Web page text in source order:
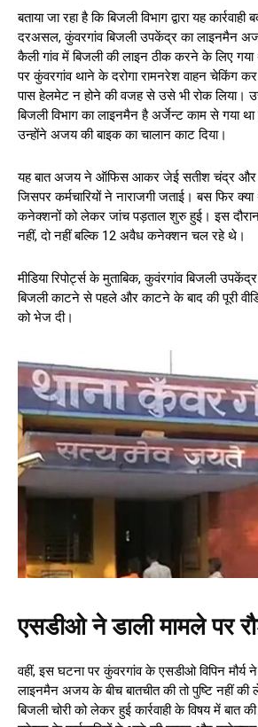
बताया जा रहा है कि बिजली विभाग द्वारा यह
दरअसल, कुंवरगांव बिजली उपकेंद्र का लाइनमैन
कैली गांव में बिजली की लाइन ठीक करने के लिए गया
पर कुंवरगांव थाने के दरोगा रामनरेश वाहन चेकिंग
पास हेलमेट न होने की वजह से उसे भी रोक लिया।
बिजली विभाग का लाइनमैन है अर्जेन्ट काम से गया
उन्होंने अजय की बाइक का चालान काट दिया।
यह बात अजय ने ऑफिस आकर जेई सतीश चंद्र और
जिसपर कर्मचारियों ने नाराजगी जताई। बस फिर
कनेक्शनों को लेकर जांच पड़ताल शुरु हुई। इस दौरान
नहीं, दो नहीं बल्कि 12 अवैध कनेक्शन चल रहे थे।
मीडिया रिपोर्ट्स के मुताबिक, कुवंरगांव बिजली
बिजली काटने से पहले और काटने के बाद की पूरी
को भेज दी।
एसडीओ ने डाली मामले पर
वहीं, इस घटना पर कुंवरगांव के एसडीओ विपिन मौर्य
लाइनमैन अजय के बीच बातचीत की तो पुष्टि नहीं की
बिजली चोरी को लेकर हुई कार्रवाही के विषय में